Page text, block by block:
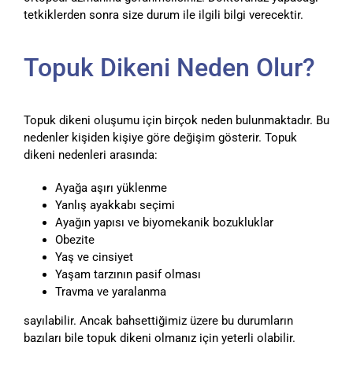
tetkiklerden sonra size durum ile ilgili bilgi verecektir.
Topuk Dikeni Neden Olur?
Topuk dikeni oluşumu için birçok neden bulunmaktadır. Bu
nedenler kişiden kişiye göre değişim gösterir. Topuk
dikeni nedenleri arasında:
Ayağa aşırı yüklenme
Yanlış ayakkabı seçimi
Ayağın yapısı ve biyomekanik bozukluklar
Obezite
Yaş ve cinsiyet
Yaşam tarzının pasif olması
Travma ve yaralanma
sayılabilir. Ancak bahsettiğimiz üzere bu durumların
bazıları bile topuk dikeni olmanız için yeterli olabilir.